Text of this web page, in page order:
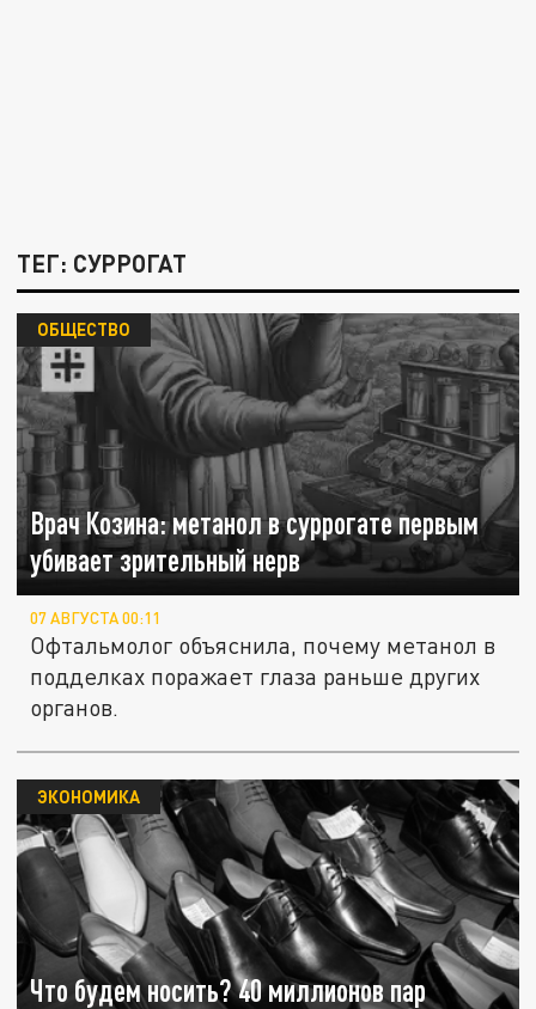
ТЕГ: СУРРОГАТ
Врач Козина: метанол в суррогате первым
убивает зрительный нерв
ОБЩЕСТВО
07 АВГУСТА 00:11
Офтальмолог объяснила, почему метанол в
подделках поражает глаза раньше других
органов.
Что будем носить? 40 миллионов пар
ЭКОНОМИКА